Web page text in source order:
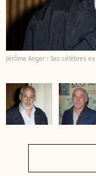
Jérôme Anger : Ses célèbres